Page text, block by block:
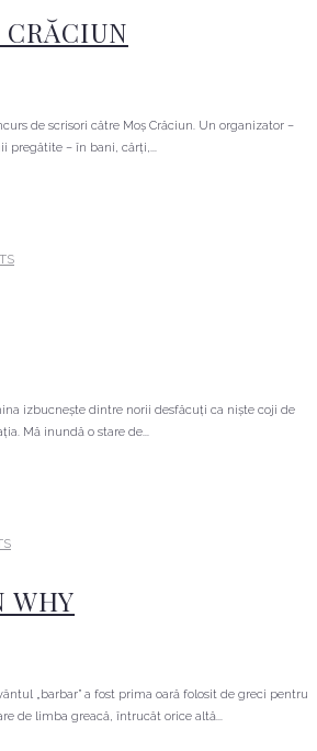
de scrisori către Moș Crăciun. Un organizator –
pregătite – în bani, cărți,...
izbucnește dintre norii desfăcuți ca niște coji de
Mă inundă o stare de...
WHY
„barbar” a fost prima oară folosit de greci pentru
de limba greacă, întrucât orice altă...